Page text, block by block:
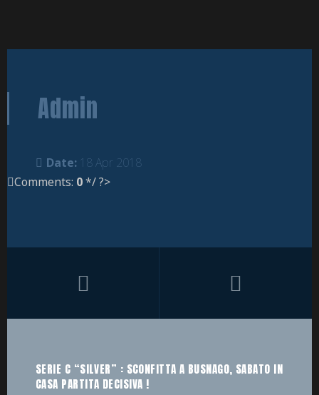
Admin
Date: 18 Apr 2018
Comments: 0*/ ?>
SERIE C “SILVER” : SCONFITTA A BUSNAGO, SABATO IN
CASA PARTITA DECISIVA !